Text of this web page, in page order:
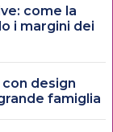
come la
i margini dei
design
famiglia